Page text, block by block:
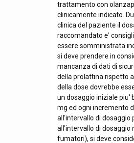
trattamento con
clinicamente indicato.
clinica del paziente il
raccomandato e'
essere somministrata
si deve prendere in
mancanza di dati di
della prolattina rispetto
della dose dovrebbe
un dosaggio iniziale piu'
mg ed ogni incremento
all'intervallo di dosaggio
all'intervallo di
fumatori), si deve